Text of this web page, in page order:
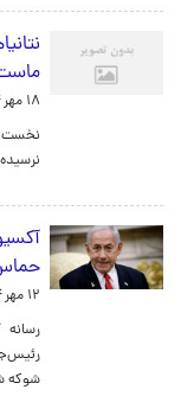
۱۸ مهر ۱۴۰۴، ۱۵:۵۰
نخست
۱۲ مهر ۱۴۰۴، ۰۸:۴۹
شوکه